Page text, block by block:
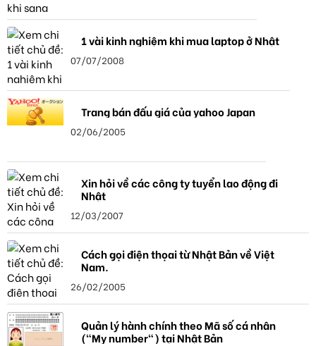
1 vài kinh nghiệm khi mua laptop ở Nhật
07/07/2008
Trang bán đấu giá của yahoo Japan
02/06/2005
Xin hỏi về các công ty tuyển lao động đi
Nhật
12/03/2007
Cách gọi điện thọai từ Nhật Bản về Việt
Nam.
26/02/2005
Quản lý hành chính theo Mã số cá nhân
("My number") tại Nhật Bản